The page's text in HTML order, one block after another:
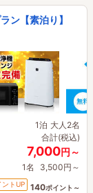
ン【素泊り】
1泊 大人2名
合計(税込)
7,000円～
1名 3,500円～
ントUP 140ポイント～